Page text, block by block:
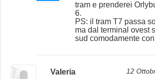
tram e prenderei
6.
PS: il tram T7 passa
ma dal terminal ovest
sud comodamente
Valeria 12